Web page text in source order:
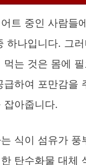
트 중인 사람들
하나입니다. 그
먹는 것은 몸에
급하여 포만감을
잡아줍니다.
식이 섬유가 풍
탄수화물 대체